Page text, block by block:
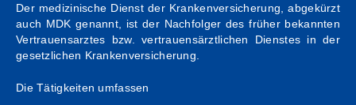
Team
Standorte
Der medizinische Dienst der Krankenversicherung, abgekürzt
auch MDK genannt, ist der Nachfolger des früher bekannten
Vertrauensarztes bzw. vertrauensärztlichen Dienstes in der
gesetzlichen Krankenversicherung.
Die Tätigkeiten umfassen